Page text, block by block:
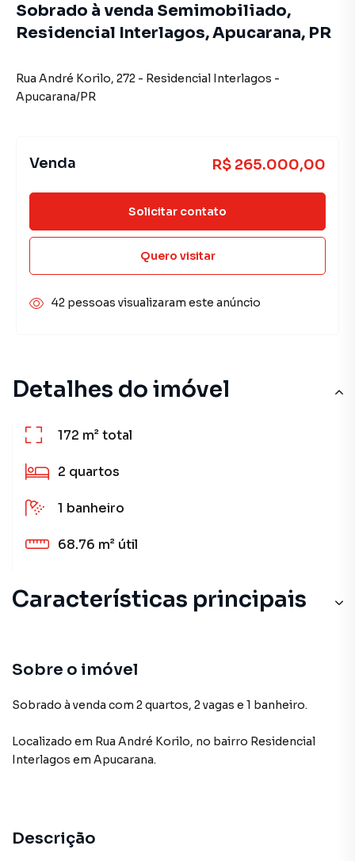
Detalhes do imóvel
172 m²total
2 quartos
1 banheiro
68.76 m² útil
Características principais
Sobre o imóvel
Sobrado à venda com 2 quartos, 2 vagas e 1 banheiro.
Localizado em Rua André Korilo, no bairro Residencial
Interlagos em Apucarana.
Descrição
Sobrado à venda Semimobiliado,
Residencial Interlagos, Apucarana, PR
Rua André Korilo, 272 - Residencial Interlagos -
Apucarana/PR
Venda R$ 265.000,00
Solicitar contato
Quero visitar
42 pessoas visualizaram este anúncio